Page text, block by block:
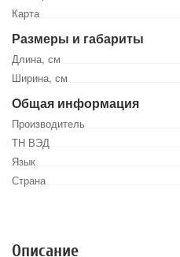
Карта
Размеры и габариты
Длина, см
Ширина, см
Общая информация
Производитель
ТН ВЭД
Язык
Страна
Описание